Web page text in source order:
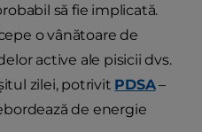
să fie implicată.
o vânătoare de
active ale pisicii dvs.
zilei, potrivit PDSA–
de energie